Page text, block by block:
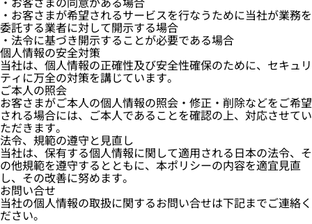
・お客さまが希望されるサービスを行なうために当社が業務を
委託する業者に対して開示する場合
・法令に基づき開示することが必要である場合
個人情報の安全対策
当社は、個人情報の正確性及び安全性確保のために、セキュリ
ティに万全の対策を講じています。
ご本人の照会
お客さまがご本人の個人情報の照会・修正・削除などをご希望
される場合には、ご本人であることを確認の上、対応させてい
ただきます。
法令、規範の遵守と見直し
当社は、保有する個人情報に関して適用される日本の法令、そ
の他規範を遵守するとともに、本ポリシーの内容を適宜見直
し、その改善に努めます。
お問い合せ
当社の個人情報の取扱に関するお問い合せは下記までご連絡く
ださい。